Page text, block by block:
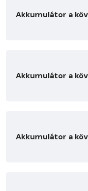
Akkumulátor a
Akkumulátor a
Akkumulátor a